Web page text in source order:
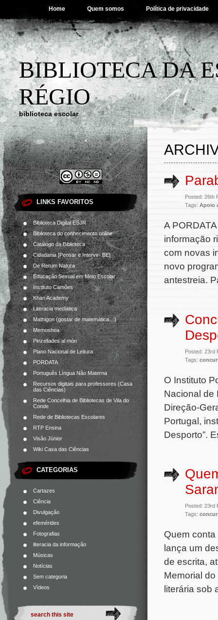
Home Quem somos Política de privacidade
BIBLIOTECA DA
RÉGIO
biblioteca escolar
LINKS FAVORITOS
Biblioteca Digital ESJR
Biblioteca do conhecimento online
Catálogo da Biblioteca
Cidadania [Pensar e Intervir- BE]
De Rerum Natura
Educação Sexual em Meio Escolar
Instituto Camões
Khan Academy
Literacia mediática
Mathigon (gostar de matemática…)
Memoshoa
Pinzellades al món
Plano Nacional de Leitura
PORDATA
Português Língua Não Materna
Recursos digitais para professores (Casa
das Ciências)
Rede Concelhia de Bibliotecas de Vila do
Conde
Rede de Bibliotecas Escolares
RTP Ensina
Visão Júnior
Wiki Casa das Ciências
CATEGORIAS
Cartazes
Ciência
Divulgação
efemérides
Fotografias
literacia da informação
Músicas
Notícias
Sem categoria
Vídeos
Posted: 26th
Tags: Apoio
A
informação
com novas
novo
antestreia.
Posted: 23rd
Tags:
O Instituto
Nacional de
Direção-
Portugal,
Desporto”.
Posted: 23rd
Tags:
Quem
lança um
de escrita,
Memorial
literária sob